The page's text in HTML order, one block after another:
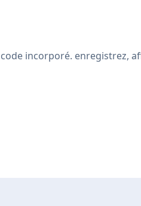
incorporé. enregistrez,